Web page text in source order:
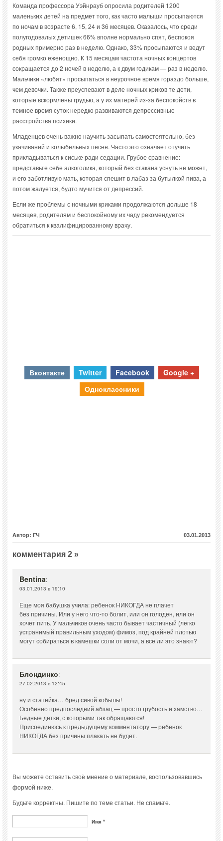
Команда профессора Уэйнрауб опросила родителей 1200
маленьких детей на предмет того, как часто малыши просыпаются
по ночам в возрасте 6, 15, 24 и 36 месяцев. Оказалось, что среди
полугодовалых детишек 66% вполне нормально спят, беспокоя
родных примерно раз в неделю. Однако, 33% просыпаются и ведут
себя громко еженощно. К 15 месяцам частота ночных концертов
сокращается до 2 ночей в неделю, а к двум годикам — раз в неделю.
Мальчики «любят» просыпаться в неурочное время гораздо больше,
чем девочки. Также преуспевают в деле ночных криков те дети,
которые вскормлены грудью, а у их матерей из-за беспокойств в
темное время суток нередко развиваются депрессивные
расстройства психики.
Младенцев очень важно научить засыпать самостоятельно, без
укачиваний и колыбельных песен. Часто это означает отучить
прикладываться к сиське ради седации. Грубое сравнение:
представьте себе алкоголика, который без стакана уснуть не может,
и его заботливую мать, которая спешит в лабаз за бутылкой пива, а
потом жалуется, будто мучится от депрессий.
Если же проблемы с ночными криками продолжаются дольше 18
месяцев, родителям и беспокойному их чаду рекомендуется
обратиться к квалифицированному врачу.
Вконтакте Twitter Facebook
Google +
Одноклассники
Автор: ГЧ 03.01.2013
комментария 2 »
Bentina:
03.01.2013 в 19:10
Еще моя бабушка учила: ребенок НИКОГДА не плачет
без причины. Или у него что-то болит, или он голоден, или он
хочет пить. У мальчиков очень часто бывает частичный (легко
устранимый правильным уходом) фимоз, под крайней плотью
могут собираться в камешки соли от мочи, а все ли это знают?
Блондинко:
27.02.2013 в 12:45
ну и статейка… бред сивой кобылы!
Особенно предпоследний абзац — просто грубость и хамство…
Бедные детки, с которыми так обращаются!
Присоединюсь к предыдущему комментатору — ребенок
НИКОГДА без причины плакать не будет.
Вы можете оставить своё мнение о материале, воспользовавшись
формой ниже.
Будьте корректны. Пишите по теме статьи. Не спамьте.
Имя *